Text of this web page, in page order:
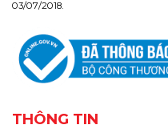
03/07/2018.
THÔNG TIN